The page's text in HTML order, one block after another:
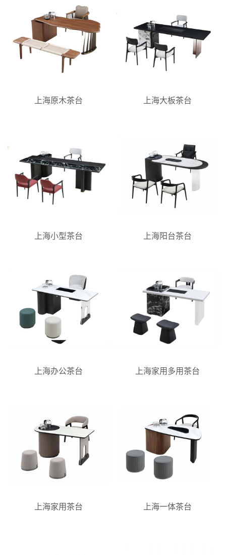
上海原木茶台 上海大板茶台
上海小型茶台 上海阳台茶台
上海办公茶台 上海家用多用茶台
上海家用茶台 上海一体茶台